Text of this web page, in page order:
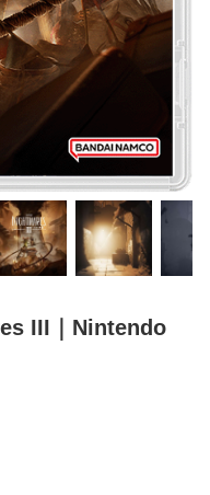
III｜Nintendo